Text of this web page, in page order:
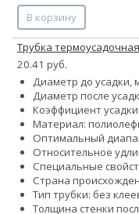
В корзину
Трубка
20.41 руб.
Диаметр до усадки,
Диаметр после
Коэффициент
Материал:
Оптимальный
Относительное
Специальные
Страна
Тип трубки: без
Толщина стенки